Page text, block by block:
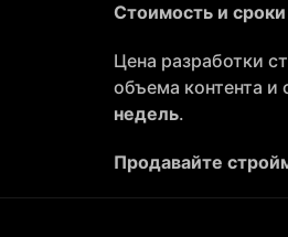
Стоимость и
Цена разработки
объема контента и
недель.
Продавайте